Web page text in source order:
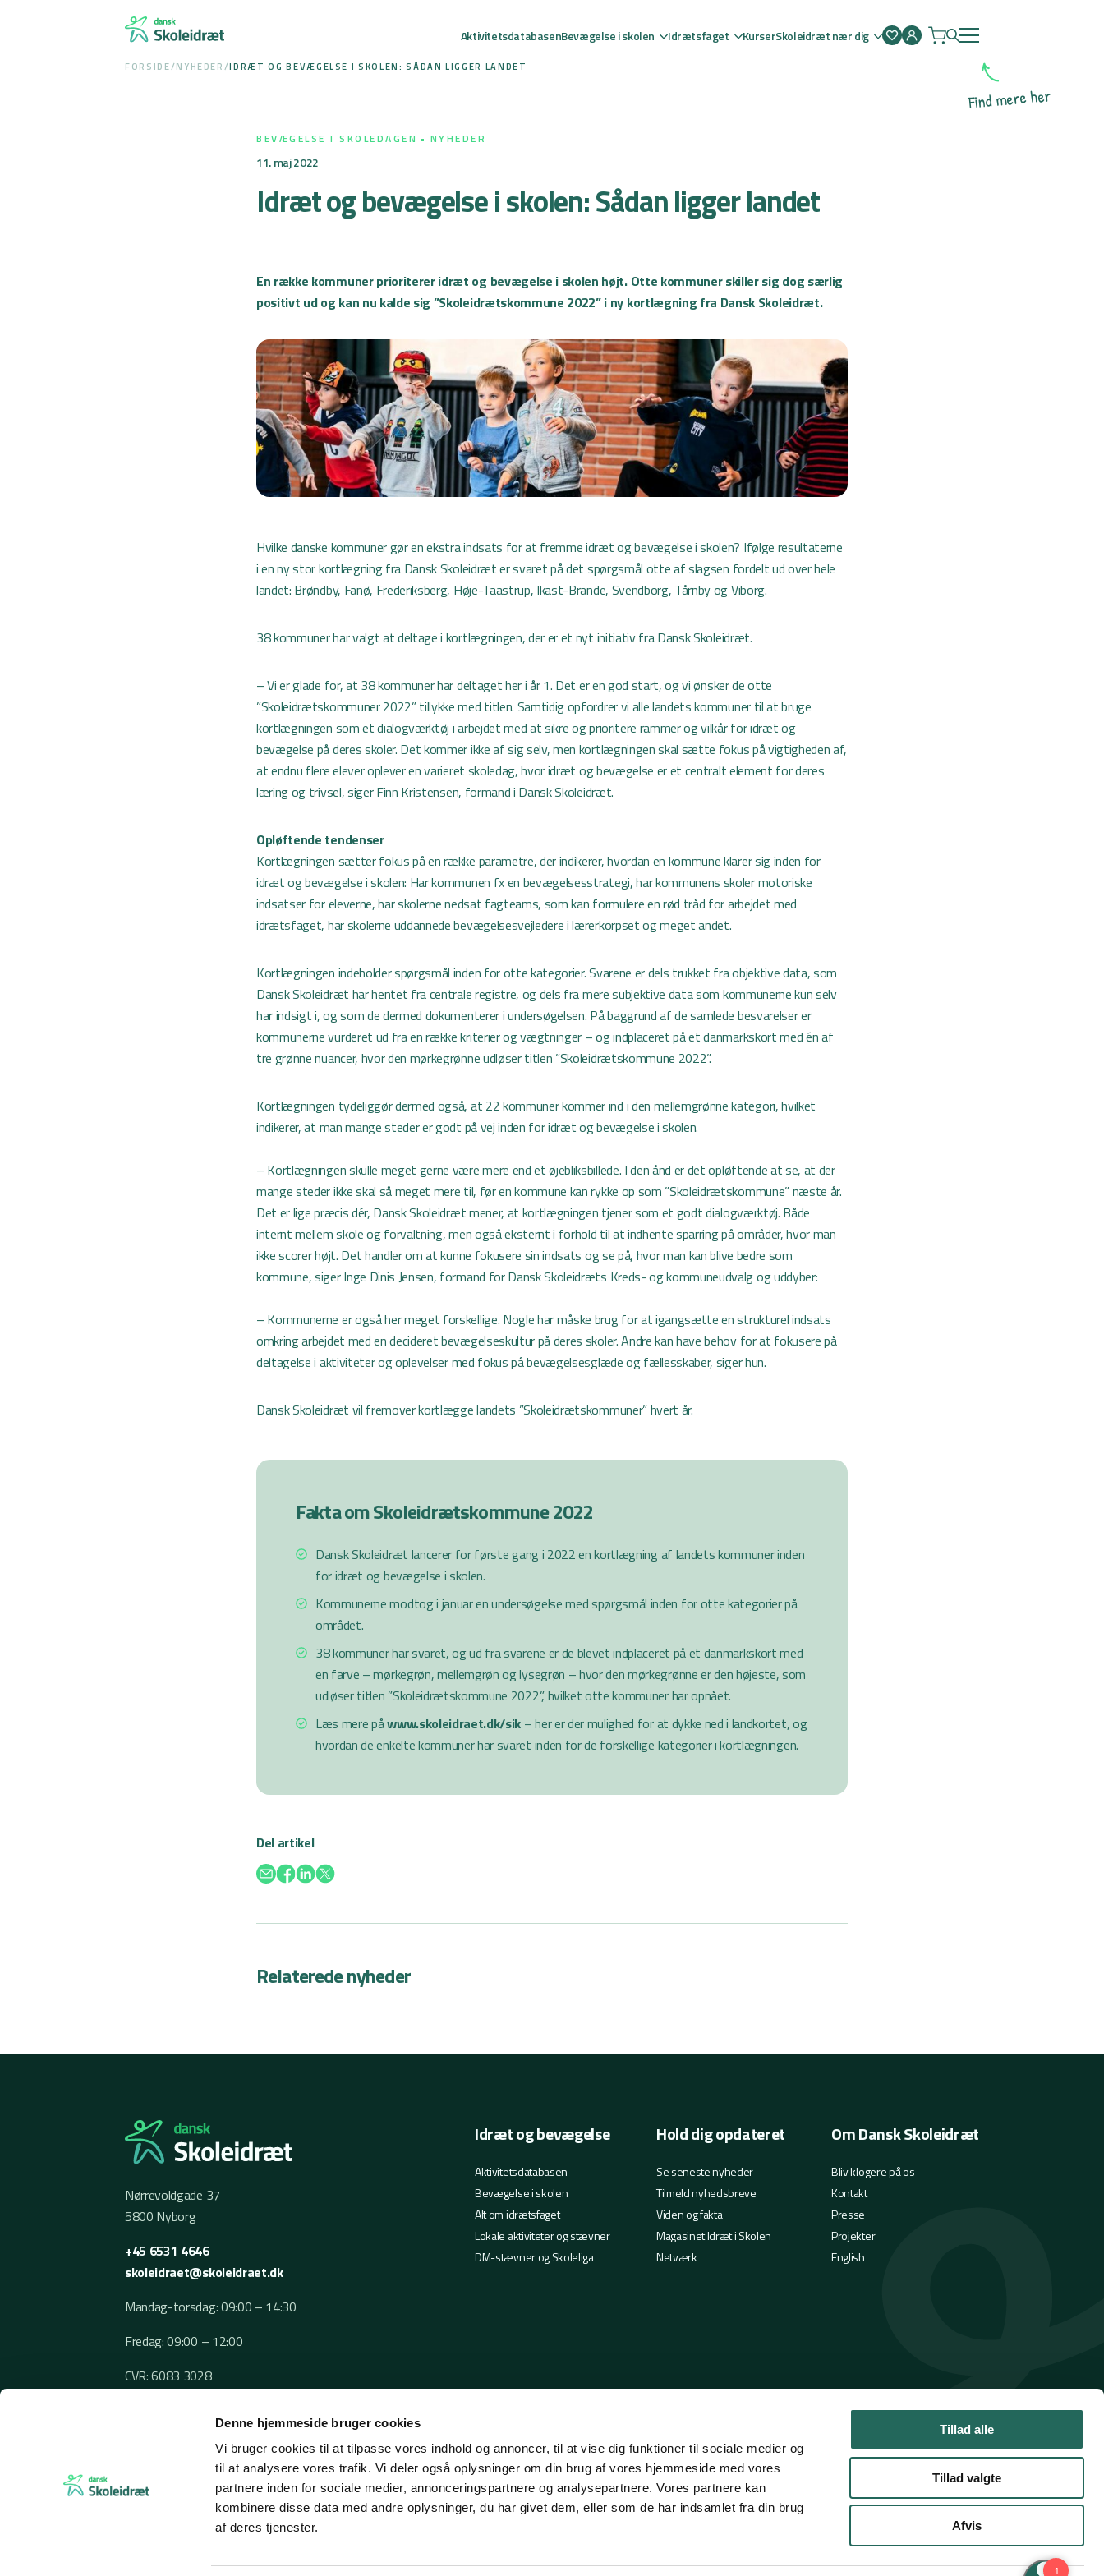
Denne hjemmeside bruger cookies
Vi bruger cookies til at tilpasse vores indhold og annoncer, til at vise dig funktioner til sociale medier og
til at analysere vores trafik. Vi deler også oplysninger om din brug af vores hjemmeside med vores
partnere inden for sociale medier, annonceringspartnere og analysepartnere. Vores partnere kan
kombinere disse data med andre oplysninger, du har givet dem, eller som de har indsamlet fra din brug
af deres tjenester.
Tillad alle
Tillad valgte
Afvis
AktivitetsdatabasenBevægelse i skolen Idrætsfaget KurserSkoleidræt nær dig
Åben
Findmereher
FORSIDE/NYHEDER/IDRÆT OG BEVÆGELSE I SKOLEN: SÅDAN LIGGER LANDET
BEVÆGELSE I SKOLEDAGEN NYHEDER
11. maj 2022
Idræt og bevægelse i skolen: Sådan ligger landet
En række kommuner prioriterer idræt og bevægelse i skolen højt. Otte kommuner skiller sig dog særlig
positivt ud og kan nu kalde sig ”Skoleidrætskommune 2022” i ny kortlægning fra Dansk Skoleidræt.
Hvilke danske kommuner gør en ekstra indsats for at fremme idræt og bevægelse i skolen? Ifølge resultaterne
i en ny stor kortlægning fra Dansk Skoleidræt er svaret på det spørgsmål otte af slagsen fordelt ud over hele
landet: Brøndby, Fanø, Frederiksberg, Høje-Taastrup, Ikast-Brande, Svendborg, Tårnby og Viborg.
38 kommuner har valgt at deltage i kortlægningen, der er et nyt initiativ fra Dansk Skoleidræt.
– Vi er glade for, at 38 kommuner har deltaget her i år 1. Det er en god start, og vi ønsker de otte
”Skoleidrætskommuner 2022” tillykke med titlen. Samtidig opfordrer vi alle landets kommuner til at bruge
kortlægningen som et dialogværktøj i arbejdet med at sikre og prioritere rammer og vilkår for idræt og
bevægelse på deres skoler. Det kommer ikke af sig selv, men kortlægningen skal sætte fokus på vigtigheden af,
at endnu flere elever oplever en varieret skoledag, hvor idræt og bevægelse er et centralt element for deres
læring og trivsel, siger Finn Kristensen, formand i Dansk Skoleidræt.
Opløftende tendenser
Kortlægningen sætter fokus på en række parametre, der indikerer, hvordan en kommune klarer sig inden for
idræt og bevægelse i skolen: Har kommunen fx en bevægelsesstrategi, har kommunens skoler motoriske
indsatser for eleverne, har skolerne nedsat fagteams, som kan formulere en rød tråd for arbejdet med
idrætsfaget, har skolerne uddannede bevægelsesvejledere i lærerkorpset og meget andet.
Kortlægningen indeholder spørgsmål inden for otte kategorier. Svarene er dels trukket fra objektive data, som
Dansk Skoleidræt har hentet fra centrale registre, og dels fra mere subjektive data som kommunerne kun selv
har indsigt i, og som de dermed dokumenterer i undersøgelsen. På baggrund af de samlede besvarelser er
kommunerne vurderet ud fra en række kriterier og vægtninger – og indplaceret på et danmarkskort med én af
tre grønne nuancer, hvor den mørkegrønne udløser titlen ”Skoleidrætskommune 2022”.
Kortlægningen tydeliggør dermed også, at 22 kommuner kommer ind i den mellemgrønne kategori, hvilket
indikerer, at man mange steder er godt på vej inden for idræt og bevægelse i skolen.
– Kortlægningen skulle meget gerne være mere end et øjebliksbillede. I den ånd er det opløftende at se, at der
mange steder ikke skal så meget mere til, før en kommune kan rykke op som ”Skoleidrætskommune” næste år.
Det er lige præcis dér, Dansk Skoleidræt mener, at kortlægningen tjener som et godt dialogværktøj. Både
internt mellem skole og forvaltning, men også eksternt i forhold til at indhente sparring på områder, hvor man
ikke scorer højt. Det handler om at kunne fokusere sin indsats og se på, hvor man kan blive bedre som
kommune, siger Inge Dinis Jensen, formand for Dansk Skoleidræts Kreds- og kommuneudvalg og uddyber:
– Kommunerne er også her meget forskellige. Nogle har måske brug for at igangsætte en strukturel indsats
omkring arbejdet med en decideret bevægelseskultur på deres skoler. Andre kan have behov for at fokusere på
deltagelse i aktiviteter og oplevelser med fokus på bevægelsesglæde og fællesskaber, siger hun.
Dansk Skoleidræt vil fremover kortlægge landets ”Skoleidrætskommuner” hvert år.
Fakta om Skoleidrætskommune 2022
Dansk Skoleidræt lancerer for første gang i 2022 en kortlægning af landets kommuner inden
for idræt og bevægelse i skolen.
Kommunerne modtog i januar en undersøgelse med spørgsmål inden for otte kategorier på
området.
38 kommuner har svaret, og ud fra svarene er de blevet indplaceret på et danmarkskort med
en farve – mørkegrøn, mellemgrøn og lysegrøn – hvor den mørkegrønne er den højeste, som
udløser titlen ”Skoleidrætskommune 2022”, hvilket otte kommuner har opnået.
Læs mere påwww.skoleidraet.dk/sik – her er der mulighed for at dykke ned i landkortet, og
hvordan de enkelte kommuner har svaret inden for de forskellige kategorier i kortlægningen.
Del artikel
Relaterede nyheder
Nørrevoldgade 37
5800 Nyborg
+45 6531 4646
skoleidraet@skoleidraet.dk
Mandag-torsdag: 09:00 – 14:30
Fredag: 09:00 – 12:00
CVR: 6083 3028
Idræt og bevægelse
Aktivitetsdatabasen
Bevægelse i skolen
Alt om idrætsfaget
Lokale aktiviteter og stævner
DM-stævner og Skoleliga
Hold dig opdateret
Se seneste nyheder
Tilmeld nyhedsbreve
Viden og fakta
Magasinet Idræt i Skolen
Netværk
Om Dansk Skoleidræt
Bliv klogere på os
Kontakt
Presse
Projekter
English